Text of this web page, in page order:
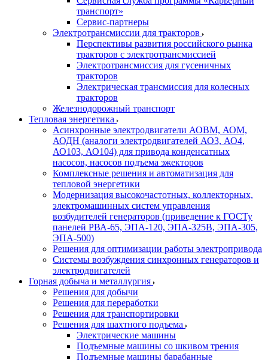
транспорт»
Сервис-партнеры
Электротрансмиссии для тракторов
Перспективы развития российского рынка
тракторов с электротрансмиссией
Электротрансмиссия для гусеничных
тракторов
Электрическая трансмиссия для колесных
тракторов
Железнодорожный транспорт
Тепловая энергетика
Асинхронные электродвигатели АОВМ, АОМ,
АОДН (аналоги электродвигателей АО3, АО4,
АО103, АО104) для привода конденсатных
насосов, насосов подъема эжекторов
Комплексные решения и автоматизация для
тепловой энергетики
Модернизация высокочастотных, коллекторных,
электромашинных систем управления
возбудителей генераторов (приведение к ГОСТу
панелей РВА-65, ЭПА-120, ЭПА-325В, ЭПА-305,
ЭПА-500)
Решения для оптимизации работы электропривода
Системы возбуждения синхронных генераторов и
электродвигателей
Горная добыча и металлургия
Решения для добычи
Решения для переработки
Решения для транспортировки
Решения для шахтного подъема
Электрические машины
Подъемные машины со шкивом трения
Подъемные машины барабанные